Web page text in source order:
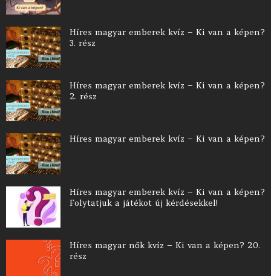
Híres magyar emberek kvíz – Ki van a képen?
3. rész
Híres magyar emberek kvíz – Ki van a képen?
2. rész
Híres magyar emberek kvíz – Ki van a képen?
Híres magyar emberek kvíz – Ki van a képen?
Folytatjuk a játékot új kérdésekkel!
Híres magyar nők kvíz – Ki van a képen? 20.
rész